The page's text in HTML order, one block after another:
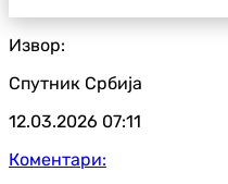
Извор:
Спутник Србија
12.03.2026 07:11
Коментари: